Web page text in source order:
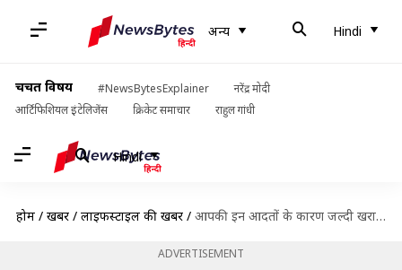
अन्य Hindi
चर्चित विषय #NewsBytesExplainer
नरेंद्र मोदी
आर्टिफिशियल इंटेलिजेंस
क्रिकेट समाचार राहुल गांधी
Hindi
होम / खबरें / लाइफस्टाइल की खबरें / आपकी इन आदतों के कारण जल्दी खराब हो सकता है जूसर
ADVERTISEMENT